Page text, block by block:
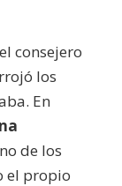
consejero
los
En
de los
el propio